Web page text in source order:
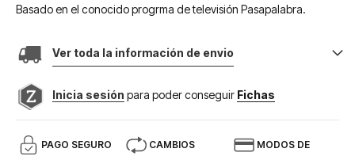
Basado en el conocido progrma de televisión Pasapalabra.
Ver toda la información de envio
Inicia sesión para poder conseguir Fichas
PAGO SEGURO CAMBIOS MODOS DE